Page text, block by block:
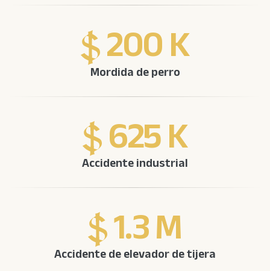
200 K
Mordida de perro
625 K
Accidente industrial
1.3 M
Accidente de elevador de tijera